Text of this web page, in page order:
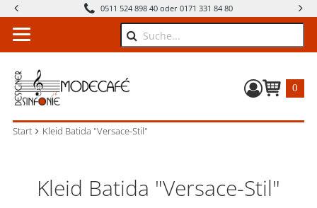
0511 524 898 40 oder 0171 331 84 80
Suche
0
Start Kleid Batida "Versace-Stil"
Kleid Batida "Versace-Stil"